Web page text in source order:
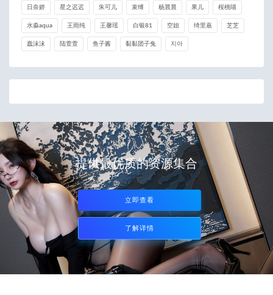
日奈娇 星之迟迟 朱可儿 束缚 杨晨晨 果儿 桜桃喵
水淼aqua 王雨纯 王馨瑶 白银81 空姐 绮里嘉 芝芝
蠢沫沫 陆萱萱 鱼子酱 黏黏团子兔 지아
提供最优质的资源集合
立即查看
了解详情